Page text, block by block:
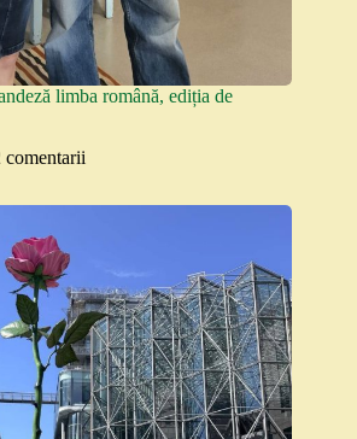
limba română, ediția de
comentarii